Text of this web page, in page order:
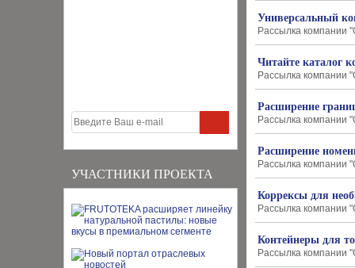
УЧАСТНИКИ ПРОЕКТА
Универсальный
Рассылка компании
Читайте каталог
Рассылка компании
Расширение
Рассылка компании
Расширение
Рассылка компании
Коррексы для
Рассылка компании
Контейнеры для
Рассылка компании